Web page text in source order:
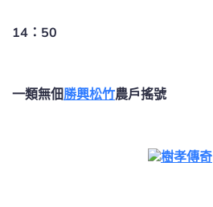
14：50
一類無佃勝興松竹農戶搖號
樹孝傳奇